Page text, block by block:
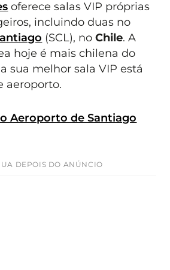
oferece salas VIP próprias
incluindo duas no
(SCL), noChile. A
hoje é mais chilena do
sua melhor sala VIP está
aeroporto.
Aeroporto de Santiago
DEPOIS DO ANÚNCIO